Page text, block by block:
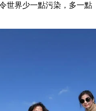
世界少一點污染，多一點